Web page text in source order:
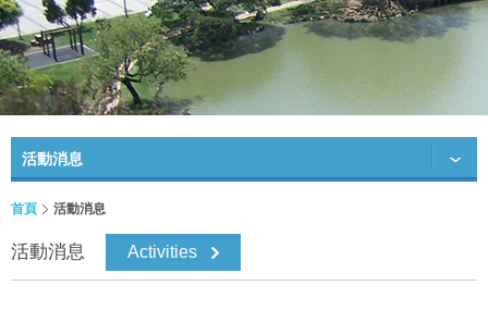
活動消息
首頁 活動消息
活動消息 Activities